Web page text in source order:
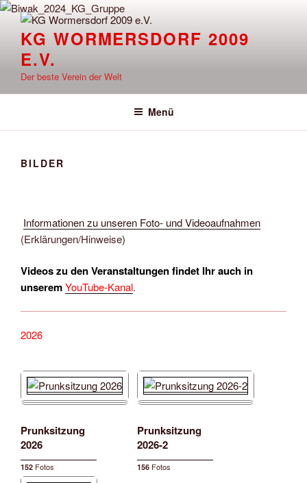
Zum
Inhalt
springenKG WORMERSDORF 2009
E.V.
Der beste Verein der Welt
Menü
BILDER
Informationen zu unseren Foto- und Videoaufnahmen
(Erklärungen/Hinweise)
Videos zu den Veranstaltungen findet Ihr auch in
unseremYouTube-Kanal.
2026
Prunksitzung
2026
152 Fotos
Prunksitzung
2026-2
156 Fotos